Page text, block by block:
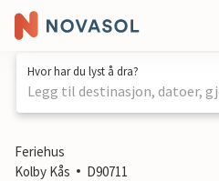
Hvor har du lyst å dra?
Legg til destinasjon, datoer,
1 / 22
Feriehus
Kolby Kås
D90711